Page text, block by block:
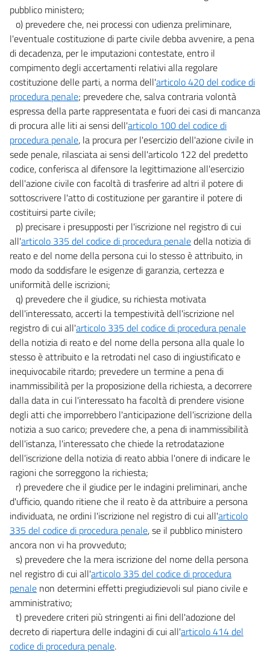
pubblico ministero;
o) prevedere che, nei processi con udienza preliminare,
l'eventuale costituzione di parte civile debba avvenire, a pena
di decadenza, per le imputazioni contestate, entro il
compimento degli accertamenti relativi alla regolare
costituzione delle parti, a norma dell'articolo 420 del codice di
procedura penale; prevedere che, salva contraria volontà
espressa della parte rappresentata e fuori dei casi di mancanza
di procura alle liti ai sensi dell'articolo 100 del codice di
procedura penale, la procura per l'esercizio dell'azione civile in
sede penale, rilasciata ai sensi dell'articolo 122 del predetto
codice, conferisca al difensore la legittimazione all'esercizio
dell'azione civile con facoltà di trasferire ad altri il potere di
sottoscrivere l'atto di costituzione per garantire il potere di
costituirsi parte civile;
p) precisare i presupposti per l'iscrizione nel registro di cui
all'articolo 335 del codice di procedura penaledella notizia di
reato e del nome della persona cui lo stesso è attribuito, in
modo da soddisfare le esigenze di garanzia, certezza e
uniformità delle iscrizioni;
q) prevedere che il giudice, su richiesta motivata
dell'interessato, accerti la tempestività dell'iscrizione nel
registro di cui all'articolo 335 del codice di procedura penale
della notizia di reato e del nome della persona alla quale lo
stesso è attribuito e la retrodati nel caso di ingiustificato e
inequivocabile ritardo; prevedere un termine a pena di
inammissibilità per la proposizione della richiesta, a decorrere
dalla data in cui l'interessato ha facoltà di prendere visione
degli atti che imporrebbero l'anticipazione dell'iscrizione della
notizia a suo carico; prevedere che, a pena di inammissibilità
dell'istanza, l'interessato che chiede la retrodatazione
dell'iscrizione della notizia di reato abbia l'onere di indicare le
ragioni che sorreggono la richiesta;
r) prevedere che il giudice per le indagini preliminari, anche
d'ufficio, quando ritiene che il reato è da attribuire a persona
individuata, ne ordini l'iscrizione nel registro di cui all'articolo
335 del codice di procedura penale, se il pubblico ministero
ancora non vi ha provveduto;
s) prevedere che la mera iscrizione del nome della persona
nel registro di cui all'articolo 335 del codice di procedura
penale non determini effetti pregiudizievoli sul piano civile e
amministrativo;
t) prevedere criteri più stringenti ai fini dell'adozione del
decreto di riapertura delle indagini di cui all'articolo 414 del
codice di procedura penale.